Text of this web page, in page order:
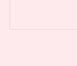
栃木県
地域資